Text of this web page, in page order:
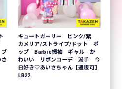
キュートガーリー ピンク/紫
カメリア/ストライプ/ドット ポ
ップ Barbie振袖 ギャル か
わいい リボンコーデ 派手 今
日好き♡あいさちゃん【通販可】
LB22